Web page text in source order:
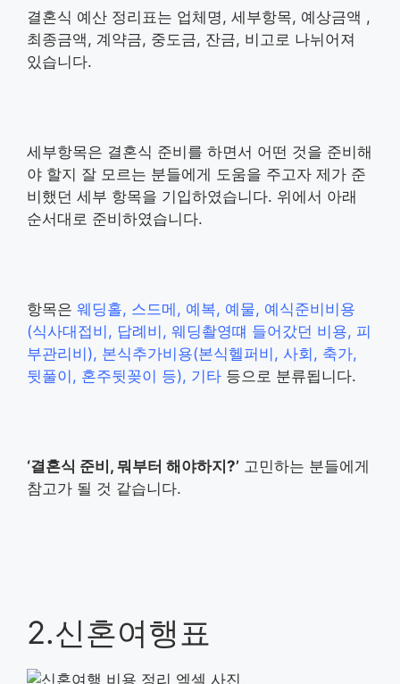
결혼식 예산 정리표는 업체명, 세부항목, 예상금액 ,
최종금액, 계약금, 중도금, 잔금, 비고로 나뉘어져
있습니다.
세부항목은 결혼식 준비를 하면서 어떤 것을 준비해
야 할지 잘 모르는 분들에게 도움을 주고자 제가 준
비했던 세부 항목을 기입하였습니다. 위에서 아래
순서대로 준비하였습니다.
항목은 웨딩홀, 스드메, 예복, 예물, 예식준비비용
(식사대접비, 답례비, 웨딩촬영떄 들어갔던 비용, 피
부관리비), 본식추가비용(본식헬퍼비, 사회, 축가,
뒷풀이, 혼주뒷꽂이 등), 기타 등으로 분류됩니다.
‘결혼식 준비, 뭐부터 해야하지?’ 고민하는 분들에게
참고가 될 것 같습니다.
2.신혼여행표